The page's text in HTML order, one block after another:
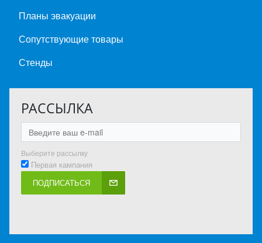
Планы эвакуации
Сопутствующие товары
Стенды
РАССЫЛКА
Выберите рассылку
Первая кампания
ПОДПИСАТЬСЯ